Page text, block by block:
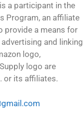
is a participant in the
Program, an affiliate
provide a means for
and linking
logo,
logo are
or its affiliates.